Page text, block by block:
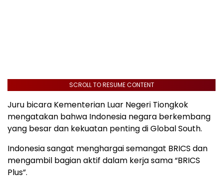
SCROLL TO RESUME CONTENT
Juru bicara Kementerian Luar Negeri Tiongkok
mengatakan bahwa Indonesia negara berkembang
yang besar dan kekuatan penting di Global South.
Indonesia sangat menghargai semangat BRICS dan
mengambil bagian aktif dalam kerja sama “BRICS
Plus”.